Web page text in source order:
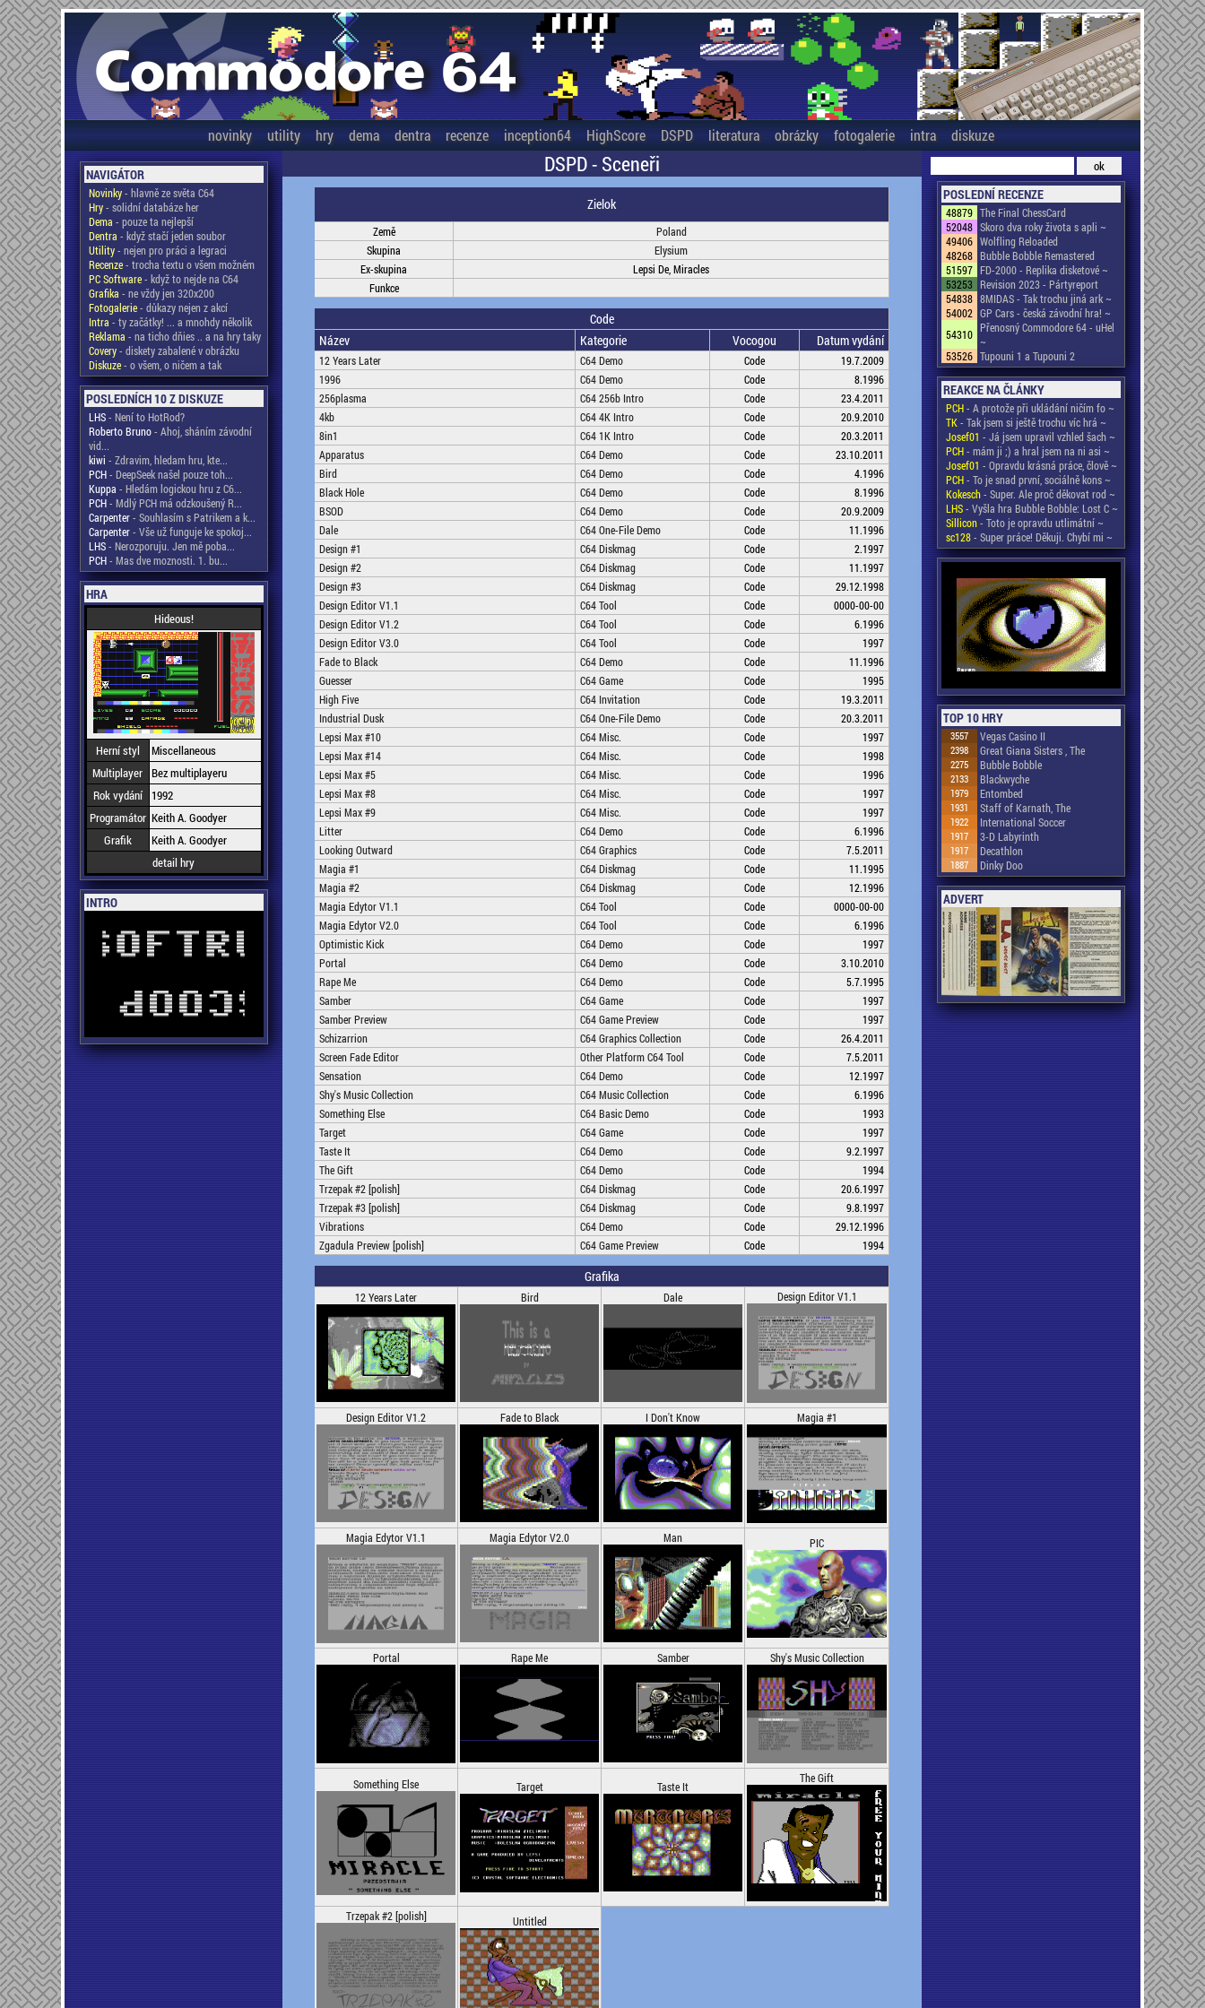
novinky utility hry dema dentra recenze inception64 HighScore DSPD literatura obrázky fotogalerie intra diskuze
NAVIGÁTOR
Novinky- hlavně ze světa C64
Hry- solidní databáze her
Dema - pouze ta nejlepší
Dentra - když stačí jeden soubor
Utility- nejen pro práci a legraci
Recenze- trocha textu o všem možném
PC Software- když to nejde na C64
Grafika - ne vždy jen 320x200
Fotogalerie- důkazy nejen z akcí
Intra - ty začátky! ... a mnohdy několik
Reklama - na ticho dňies .. a na hry taky
Covery- diskety zabalené v obrázku
Diskuze- o všem, o ničem a tak
POSLEDNÍCH 10 Z DISKUZE
LHS- Není to HotRod?
Roberto Bruno- Ahoj, sháním závodní
vid...
kiwi - Zdravim, hledam hru, kte...
PCH- DeepSeek našel pouze toh...
Kuppa - Hledám logickou hru z C6...
PCH- Mdlý PCH má odzkoušený R...
Carpenter- Souhlasím s Patrikem a k...
Carpenter- Vše už funguje ke spokoj...
LHS- Nerozporuju. Jen mě poba...
PCH- Mas dve moznosti. 1. bu...
HRA
Hideous!
Herní styl
Miscellaneous
Multiplayer Bez multiplayeru
Rok vydání
1992
Programátor Keith A. Goodyer
Grafik
Keith A. Goodyer
detail hry
INTRO
DSPD - Sceneři
Zielok
Země
Poland
Skupina
Elysium
Ex-skupina
Lepsi De, Miracles
Funkce
Code
Název
Kategorie Vocogou Datum vydání
12 Years Later C64 Demo Code
19.7.2009
1996
C64 Demo Code
8.1996
256plasma
C64 256b Intro Code
23.4.2011
4kb
C64 4K Intro Code
20.9.2010
8in1
C64 1K Intro Code
20.3.2011
Apparatus
C64 Demo Code
23.10.2011
Bird
C64 Demo Code
4.1996
Black Hole
C64 Demo Code
8.1996
BSOD
C64 Demo Code
20.9.2009
Dale
C64 One-File Demo Code
11.1996
Design #1
C64 Diskmag Code
2.1997
Design #2
C64 Diskmag Code
11.1997
Design #3
C64 Diskmag Code
29.12.1998
Design Editor V1.1
C64 Tool Code
0000-00-00
Design Editor V1.2
C64 Tool Code
6.1996
Design Editor V3.0
C64 Tool Code
1997
Fade to Black
C64 Demo Code
11.1996
Guesser
C64 Game Code
1995
High Five
C64 Invitation Code
19.3.2011
Industrial Dusk
C64 One-File Demo Code
20.3.2011
Lepsi Max #10
C64 Misc. Code
1997
Lepsi Max #14
C64 Misc. Code
1998
Lepsi Max #5
C64 Misc. Code
1996
Lepsi Max #8
C64 Misc. Code
1997
Lepsi Max #9
C64 Misc. Code
1997
Litter
C64 Demo Code
6.1996
Looking Outward
C64 Graphics Code
7.5.2011
Magia #1
C64 Diskmag Code
11.1995
Magia #2
C64 Diskmag Code
12.1996
Magia Edytor V1.1
C64 Tool Code
0000-00-00
Magia Edytor V2.0
C64 Tool Code
6.1996
Optimistic Kick
C64 Demo Code
1997
Portal
C64 Demo Code
3.10.2010
Rape Me
C64 Demo Code
5.7.1995
Samber
C64 Game Code
1997
Samber Preview
C64 Game Preview Code
1997
Schizarrion
C64 Graphics Collection Code
26.4.2011
Screen Fade Editor
Other Platform C64 Tool Code
7.5.2011
Sensation
C64 Demo Code
12.1997
Shy's Music Collection
C64 Music Collection Code
6.1996
Something Else
C64 Basic Demo Code
1993
Target
C64 Game Code
1997
Taste It
C64 Demo Code
9.2.1997
The Gift
C64 Demo Code
1994
Trzepak #2 [polish]
C64 Diskmag Code
20.6.1997
Trzepak #3 [polish]
C64 Diskmag Code
9.8.1997
Vibrations
C64 Demo Code
29.12.1996
Zgadula Preview [polish]
C64 Game Preview Code 1994
Grafika
12 Years Later Bird Dale Design Editor V1.1
Design Editor V1.2 Fade to Black I Don't Know Magia #1
Magia Edytor V1.1 Magia Edytor V2.0 Man PIC
Portal Rape Me Samber Shy's Music Collection
Something Else Target Taste It
The Gift
Trzepak #2 [polish] Untitled
POSLEDNÍ RECENZE
48879 The Final ChessCard
52048 Skoro dva roky života s apli ~
49406 Wolfling Reloaded
48268 Bubble Bobble Remastered
51597 FD-2000 - Replika disketové ~
53253 Revision 2023 - Pártyreport
54838 8MIDAS - Tak trochu jiná ark ~
54002 GP Cars - česká závodní hra! ~
54310 Přenosný Commodore 64 - uHel
~
53526 Tupouni 1 a Tupouni 2
REAKCE NA ČLÁNKY
PCH- A protože při ukládání ničím fo ~
TK- Tak jsem si ještě trochu víc hrá ~
Josef01 - Já jsem upravil vzhled šach ~
PCH- mám ji ;) a hral jsem na ni asi ~
Josef01 - Opravdu krásná práce, člově ~
PCH- To je snad první, sociálně kons ~
Kokesch- Super. Ale proč děkovat rod ~
LHS- Vyšla hra Bubble Bobble: Lost C ~
Sillicon- Toto je opravdu utlimátní ~
sc128- Super práce! Děkuji. Chybí mi ~
TOP 10 HRY
3557 Vegas Casino II
2398 Great Giana Sisters , The
2275 Bubble Bobble
2133 Blackwyche
1979 Entombed
1931 Staff of Karnath, The
1922 International Soccer
1917 3-D Labyrinth
1917 Decathlon
1887 Dinky Doo
ADVERT